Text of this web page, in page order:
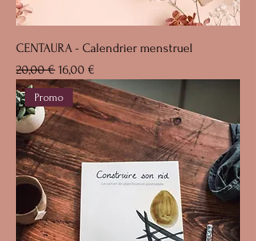
CENTAURA - Calendrier menstruel
Prix original
20,00 € Prix promotionnel
16,00 €
Promo